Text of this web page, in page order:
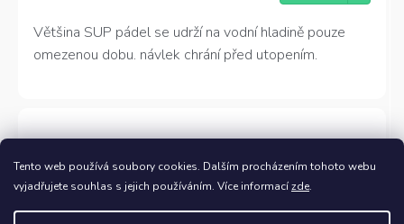
Tento web používá soubory cookies. Dalším procházením tohoto webu
vyjadřujete souhlas s jejich používáním. Více informacízde.
Většina SUP pádel se udrží na vodní hladině pouze
omezenou dobu. návlek chrání před utopením.